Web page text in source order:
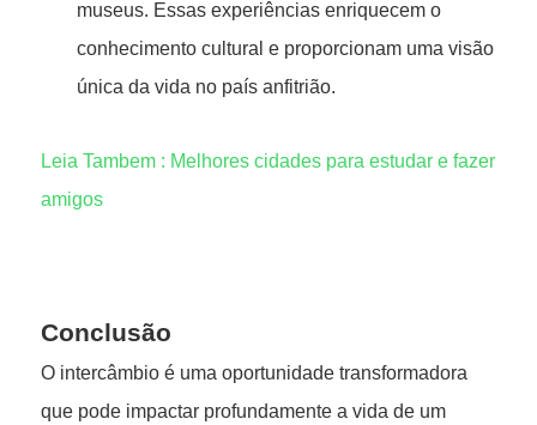
museus. Essas experiências enriquecem o
conhecimento cultural e proporcionam uma visão
única da vida no país anfitrião.
Leia Tambem : Melhores cidades para estudar e fazer
amigos
Conclusão
O intercâmbio é uma oportunidade transformadora
que pode impactar profundamente a vida de um